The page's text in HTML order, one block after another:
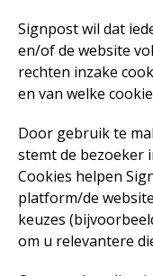
Signpost wil dat
en/of de website
rechten inzake
en van welke
Door gebruik te
stemt de bezoeker
Cookies helpen
platform/de
keuzes
om u relevantere